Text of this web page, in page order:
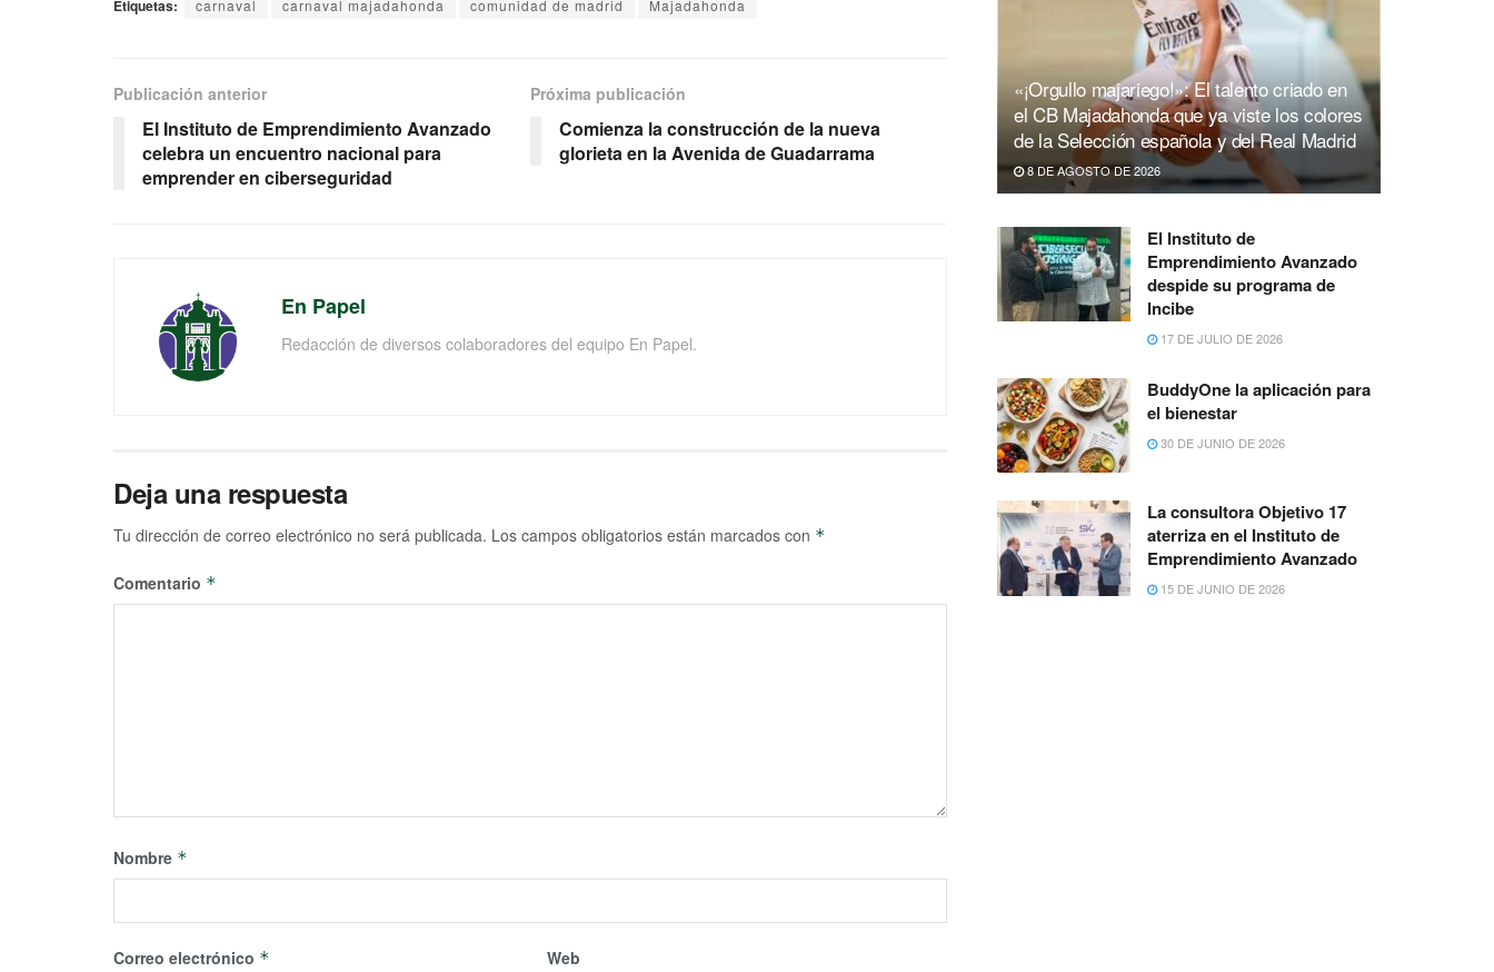
Etiquetas: carnaval carnaval majadahonda comunidad de madrid Majadahonda
Publicación anterior
El Instituto de Emprendimiento Avanzado
celebra un encuentro nacional para
emprender en ciberseguridad
Próxima publicación
Comienza la construcción de la nueva
glorieta en la Avenida de Guadarrama
En Papel
Redacción de diversos colaboradores del equipo En Papel.
Deja una respuesta
Tu dirección de correo electrónico no será publicada. Los campos obligatorios están marcados con *
Comentario *
Nombre *
Correo electrónico * Web
«¡Orgullo majariego!»: El talento criado en
el CB Majadahonda que ya viste los colores
de la Selección española y del Real Madrid
8 DE AGOSTO DE 2026
El Instituto de
Emprendimiento Avanzado
despide su programa de
Incibe
17 DE JULIO DE 2026
BuddyOne la aplicación para
el bienestar
30 DE JUNIO DE 2026
La consultora Objetivo 17
aterriza en el Instituto de
Emprendimiento Avanzado
15 DE JUNIO DE 2026